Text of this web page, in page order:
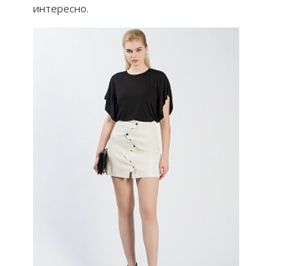
интересно.